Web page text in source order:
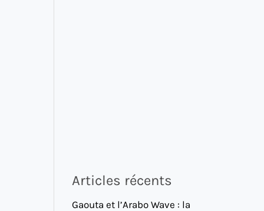
Articles récents
Gaouta et l’Arabo Wave : la